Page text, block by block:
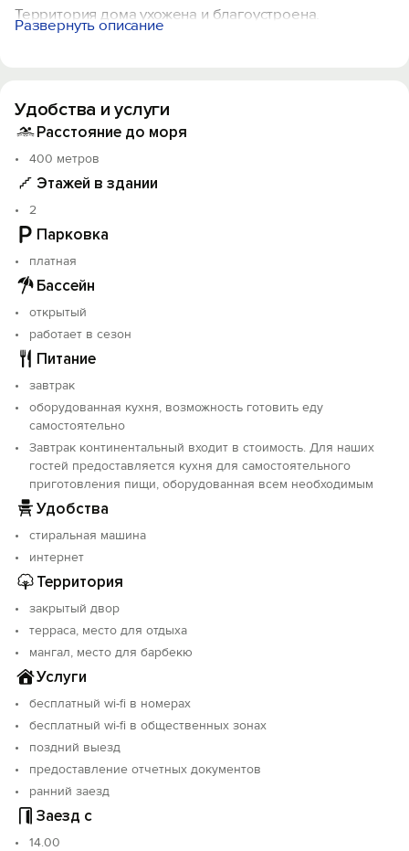
Территория дома ухожена и благоустроена.
Так же имеется большая кухня-столовая со всем
Развернуть описание
Удобства и услуги
Расстояние до моря
400 метров
Этажей в здании
2
Парковка
платная
Бассейн
открытый
работает в сезон
Питание
завтрак
оборудованная кухня, возможность готовить еду
самостоятельно
Завтрак континентальный входит в стоимость. Для наших
гостей предоставляется кухня для самостоятельного
приготовления пищи, оборудованная всем необходимым
Удобства
стиральная машина
интернет
Территория
закрытый двор
терраса, место для отдыха
мангал, место для барбекю
Услуги
бесплатный wi-fi в номерах
бесплатный wi-fi в общественных зонах
поздний выезд
предоставление отчетных документов
ранний заезд
Заезд с
14.00